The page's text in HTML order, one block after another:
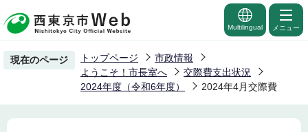
の
ー
の
先
Multilingual メニュー
現在のページ トップページ
市政情報
ようこそ！市長室へ
交際費支出状況
2024年度（令和6年度）
2024年4月交際費